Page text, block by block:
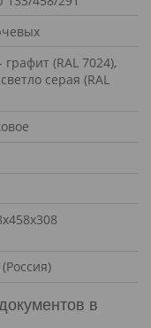
графит (RAL 7024),
серая (RAL
в